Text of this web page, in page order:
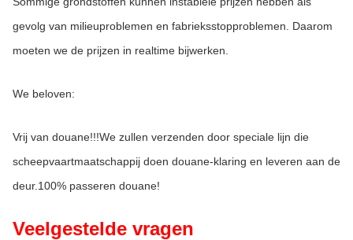
gevolg van milieuproblemen en fabrieksstopproblemen. Daarom
moeten we de prijzen in realtime bijwerken.
We beloven:
Vrij van douane!!!We zullen verzenden door speciale lijn die
scheepvaartmaatschappij doen douane-klaring en leveren aan de
deur.100% passeren douane!
Veelgestelde vragen